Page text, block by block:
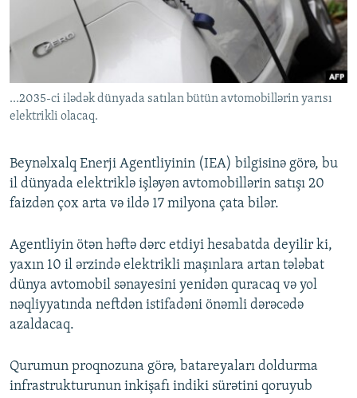
KARIKATURA
İSLAM VƏ DEMOKRATIYA
İZ - MƏDƏNIYYƏT PROQRAMI
PEŞƏ ETIKASI VƏ JURNALISTIKA STANDARTLARIMIZ
MATERIALLARIMIZDAN ISTIFADƏ
AZADLIQRADIOSU MOBIL TELEFONUNUZDA
BIZIMLƏ ƏLAQƏ
RFE/RL-in bütün saytları
...2035-ci ilədək dünyada satılan bütün avtomobillərin yarısı
elektrikli olacaq.
Beynəlxalq Enerji Agentliyinin (IEA) bilgisinə görə, bu
il dünyada elektriklə işləyən avtomobillərin satışı 20
faizdən çox arta və ildə 17 milyona çata bilər.
Agentliyin ötən həftə dərc etdiyi hesabatda deyilir ki,
yaxın 10 il ərzində elektrikli maşınlara artan tələbat
dünya avtomobil sənayesini yenidən quracaq və yol
nəqliyyatında neftdən istifadəni önəmli dərəcədə
azaldacaq.
Qurumun proqnozuna görə, batareyaları doldurma
infrastrukturunun inkişafı indiki sürətini qoruyub